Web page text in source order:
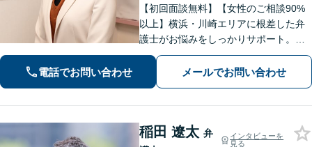
【初回面談無料】【女性のご相談90%
以上】横浜・川崎エリアに根差した弁
護士がお悩みをしっかりサポート。明
るい将来を切り拓く「あなたのパート
ナー」として、困難な時期を乗り越え
ませんか？
電話でお問い合わせ メールでお問い合わせ
稲田 遼太 弁
インタビューを
見る